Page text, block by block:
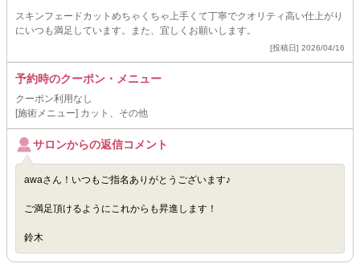
スキンフェードカットめちゃくちゃ上手くて丁寧でクオリティ高い仕上がり
にいつも満足しています。また、宜しくお願いします。
[投稿日] 2026/04/16
予約時のクーポン・メニュー
クーポン利用なし
[施術メニュー] カット、その他
サロンからの返信コメント
awaさん！いつもご指名ありがとうございます♪
ご満足頂けるようにこれからも昇進します！
鈴木